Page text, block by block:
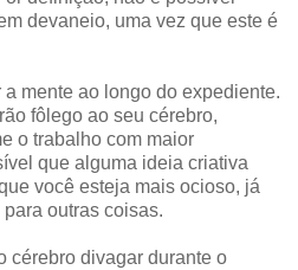
devaneio, uma vez que este é
mente ao longo do expediente.
fôlego ao seu cérebro,
o trabalho com maior
que alguma ideia criativa
você esteja mais ocioso, já
outras coisas.
cérebro divagar durante o